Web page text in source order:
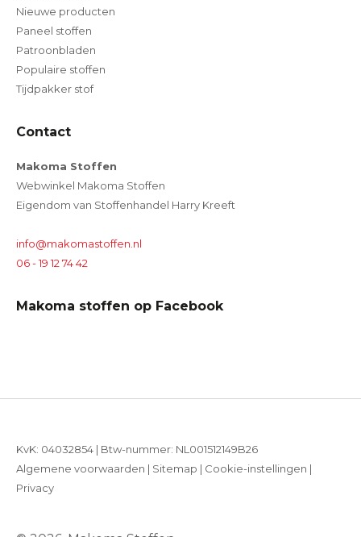
Nieuwe producten
Paneel stoffen
Patroonbladen
Populaire stoffen
Tijdpakker stof
Contact
Makoma Stoffen
Webwinkel Makoma Stoffen
Eigendom van Stoffenhandel Harry Kreeft
info@makomastoffen.nl
06 - 19 12 74 42
Makoma stoffen op Facebook
KvK: 04032854 | Btw-nummer: NL001512149B26
Algemene voorwaarden | Sitemap | Cookie-instellingen |
Privacy